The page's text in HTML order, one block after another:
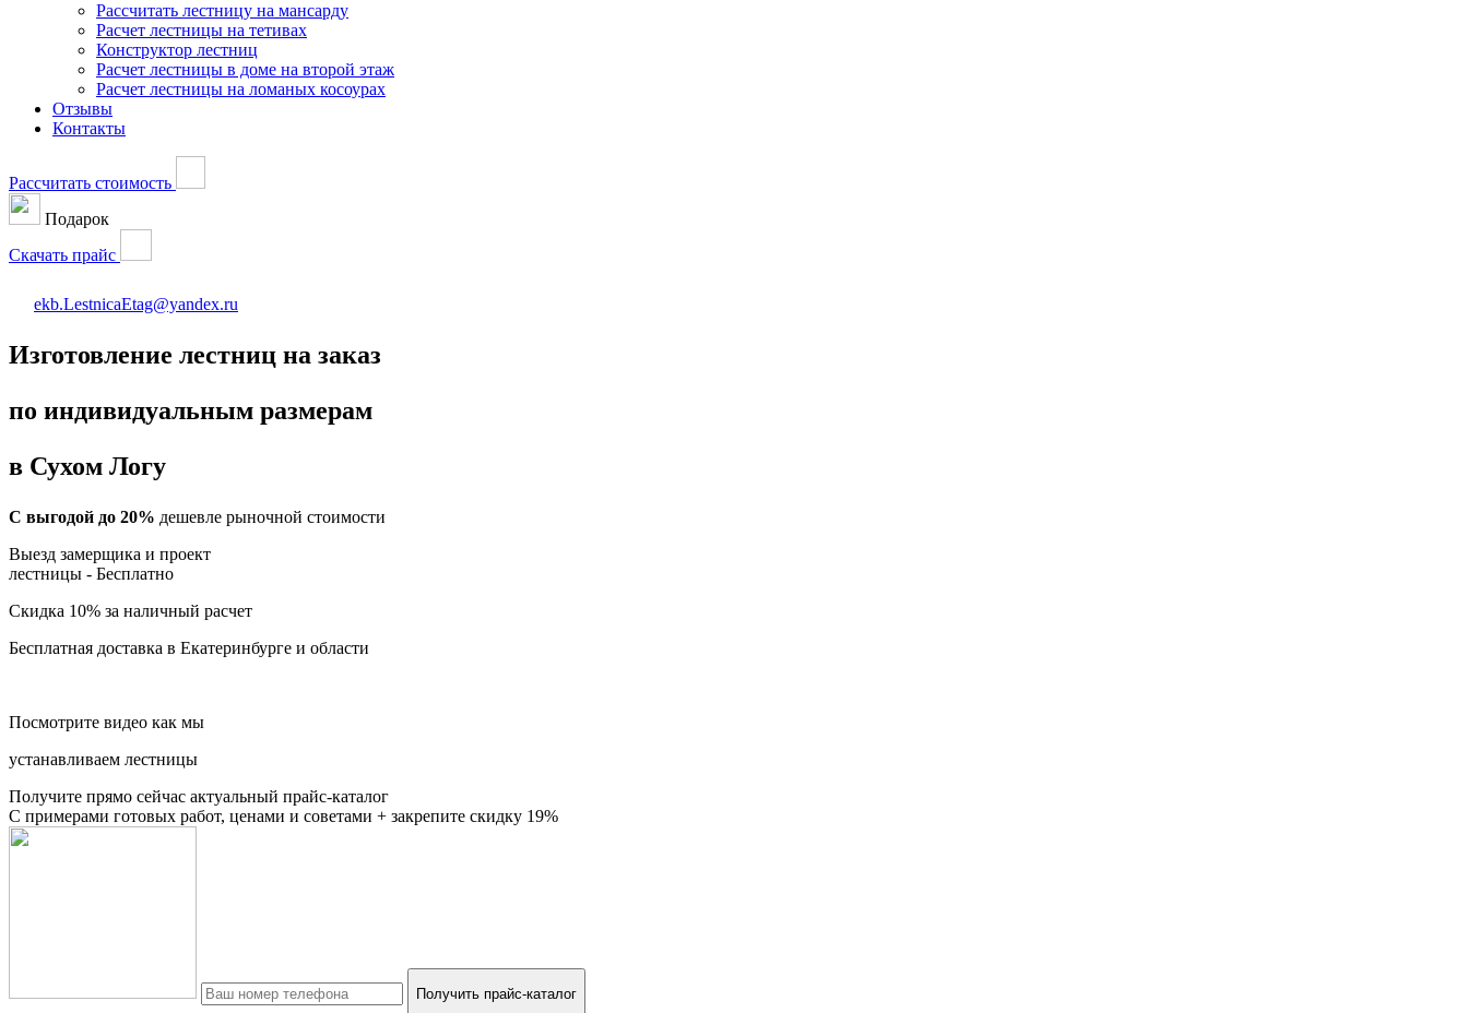
Рассчитать лестницу на мансарду
Расчет лестницы на тетивах
Конструктор лестниц
Расчет лестницы в доме на второй этаж
Расчет лестницы на ломаных косоурах
Отзывы
Контакты
Рассчитать стоимость
Подарок
Скачать прайс
ekb.LestnicaEtag@yandex.ru
Изготовление лестниц на заказ
по индивидуальным размерам
в Сухом Логу
С выгодой до 20% дешевле рыночной стоимости
Выезд замерщика и проект
лестницы - Бесплатно
Скидка 10% за наличный расчет
Бесплатная доставка в Екатеринбурге и области
Посмотрите видео как мы
устанавливаем лестницы
Получите прямо сейчас актуальный прайс-каталог
С примерами готовых работ, ценами и советами + закрепите скидку 19%
Получить прайс-каталог